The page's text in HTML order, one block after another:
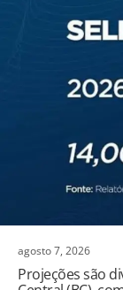
agosto 7, 2026
Projeções são